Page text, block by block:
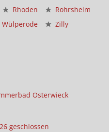
Rhoden
Rohrsheim
Wülperode Zilly
Osterwieck
geschlossen